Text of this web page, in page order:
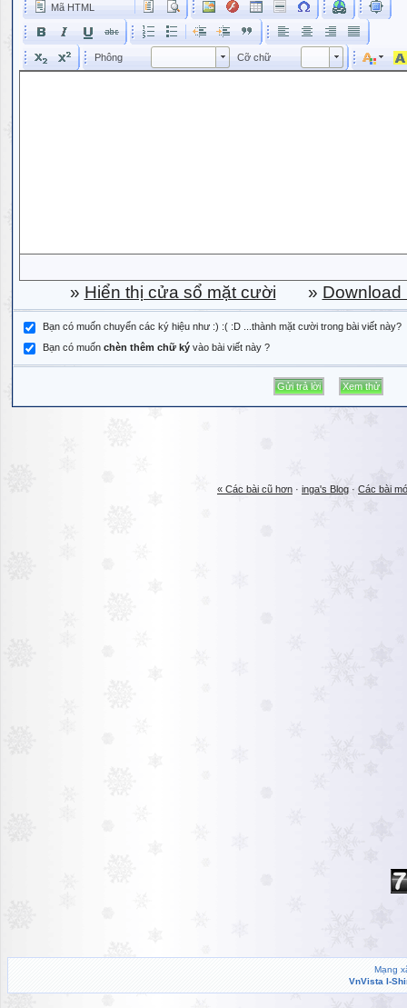
Mã HTML
Phông Phông Cỡ chữ Kích cỡ phông
» Hiển thị cửa sổ mặt cười » Download
Bạn có muốn chuyển các ký hiệu như :) :( :D ...thành mặt cười trong bài viết này?
Bạn có muốn chèn thêm chữ ký vào bài viết này ?
« Các bài cũ hơn · inga's Blog · Các bài
Mạng
VnVista I-